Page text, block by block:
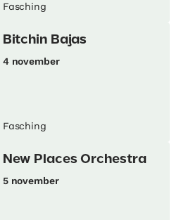
Fasching
Bitchin Bajas
4 november
Fasching
New Places Orchestra
5 november